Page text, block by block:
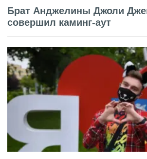
Брат Анджелины Джоли
совершил каминг-аут